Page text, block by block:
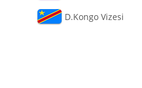
D.Kongo Vizesi